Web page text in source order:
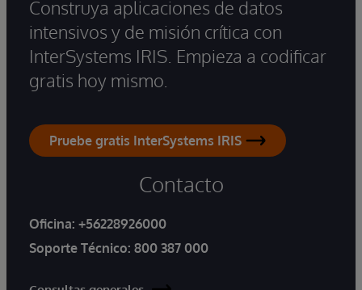
Construya aplicaciones de datos
intensivos y de misión crítica con
InterSystems IRIS. Empieza a codificar
gratis hoy mismo.
Pruebe gratis InterSystems IRIS
Contacto
Oficina: +56228926000
Soporte Técnico: 800 387 000